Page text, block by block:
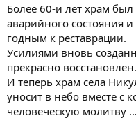
Более 60-и лет храм
аварийного состояния
годным к реставрации.
Усилиями вновь
прекрасно восстановлен.
И теперь храм села
уносит в небо вместе с
человеческую молитву